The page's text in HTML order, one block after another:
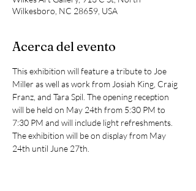
Wilkesboro, NC 28659, USA
Acerca del evento
This exhibition will feature a tribute to Joe
Miller as well as work from Josiah King, Craig
Franz, and Tara Spil. The opening reception
will be held on May 24th from 5:30 PM to
7:30 PM and will include light refreshments.
The exhibition will be on display from May
24th until June 27th.